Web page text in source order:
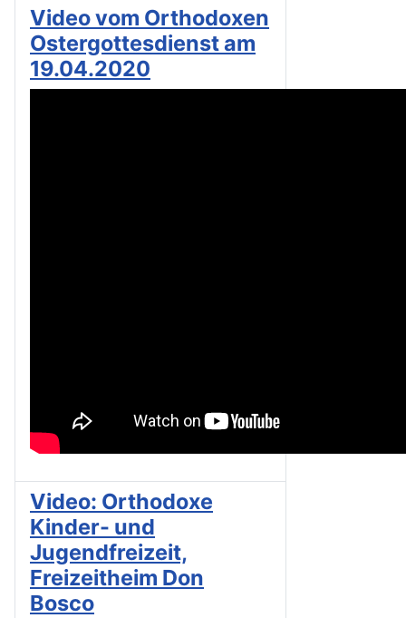
Video vom Orthodoxen
Ostergottesdienst am
19.04.2020
Video: Orthodoxe
Kinder- und
Jugendfreizeit,
Freizeitheim Don
Bosco